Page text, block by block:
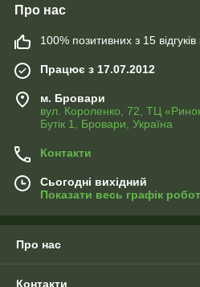
Про нас
100% позитивних з 15 відгуків
Працює з 17.07.2012
м. Бровари
вул. Короленко, 72, ТЦ
Бутік 1, Бровари, Україна
Контакти
Сьогодні вихідний
Показати весь графік
Про нас
Контакти